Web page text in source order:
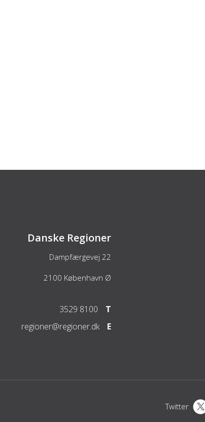
Danske Regioner
Dampfærgevej 22
2100 København Ø
3529 8100
T
regioner@regioner.dk
E
Twitter